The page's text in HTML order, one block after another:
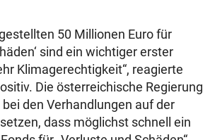
50 Millionen Euro für
sind ein wichtiger erster
Klimagerechtigkeit“, reagierte
Die österreichische Regierung
den Verhandlungen auf der
dass möglichst schnell ein